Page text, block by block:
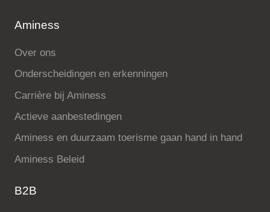
Aminess
Over ons
Onderscheidingen en erkenningen
Carrière bij Aminess
Actieve aanbestedingen
Aminess en duurzaam toerisme gaan hand in hand
Aminess Beleid
B2B